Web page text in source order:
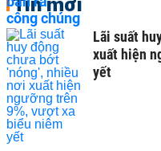
Lãi suất
xuất hiện
yết